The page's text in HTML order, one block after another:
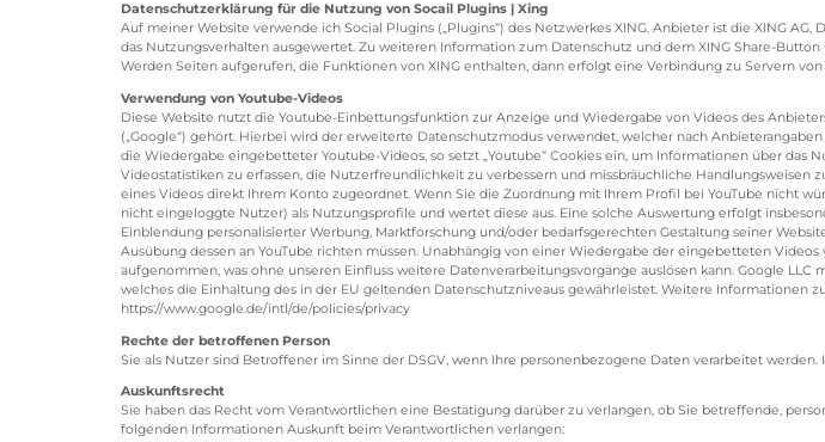
Datenschutzerklärung für die Nutzung von Socail Plugins | Xing
Auf meiner Website verwende ich Social Plugins („Plugins“) des Netzwerkes XING. Anbieter ist die XING
das Nutzungsverhalten ausgewertet. Zu weiteren Information zum Datenschutz und dem XING Share-
Werden Seiten aufgerufen, die Funktionen von XING enthalten, dann erfolgt eine Verbindung zu Servern
Verwendung von Youtube-Videos
Diese Website nutzt die Youtube-Einbettungsfunktion zur Anzeige und Wiedergabe von Videos des
(„Google“) gehört. Hierbei wird der erweiterte Datenschutzmodus verwendet, welcher nach
die Wiedergabe eingebetteter Youtube-Videos, so setzt „Youtube“ Cookies ein, um Informationen über
Videostatistiken zu erfassen, die Nutzerfreundlichkeit zu verbessern und missbräuchliche
eines Videos direkt Ihrem Konto zugeordnet. Wenn Sie die Zuordnung mit Ihrem Profil bei YouTube nicht
nicht eingeloggte Nutzer) als Nutzungsprofile und wertet diese aus. Eine solche Auswertung erfolgt
Einblendung personalisierter Werbung, Marktforschung und/oder bedarfsgerechten Gestaltung seiner
Ausübung dessen an YouTube richten müssen. Unabhängig von einer Wiedergabe der eingebetteten
aufgenommen, was ohne unseren Einfluss weitere Datenverarbeitungsvorgänge auslösen kann. Google
welches die Einhaltung des in der EU geltenden Datenschutzniveaus gewährleistet. Weitere Informationen
https://www.google.de/intl/de/policies/privacy
Rechte der betroffenen Person
Sie als Nutzer sind Betroffener im Sinne der DSGV, wenn Ihre personenbezogene Daten verarbeitet
Auskunftsrecht
Sie haben das Recht vom Verantwortlichen eine Bestätigung darüber zu verlangen, ob Sie betreffende,
folgenden Informationen Auskunft beim Verantwortlichen verlangen: